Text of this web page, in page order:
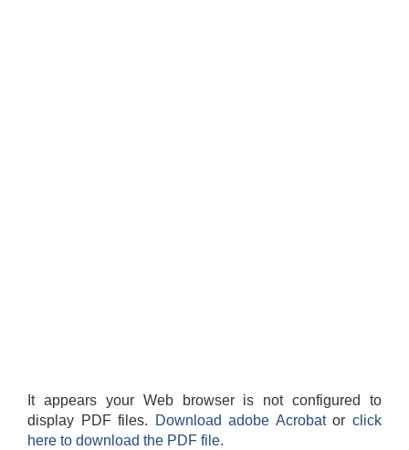
It appears your Web browser is not configured to
display PDF files.
Download adobe Acrobatorclick
here to download the PDF file.